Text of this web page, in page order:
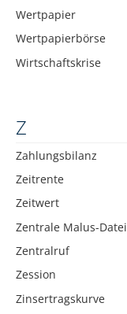
Wertpapier
Wertpapierbörse
Wirtschaftskrise
Z
Zahlungsbilanz
Zeitrente
Zeitwert
Zentrale Malus-Datei
Zentralruf
Zession
Zinsertragskurve